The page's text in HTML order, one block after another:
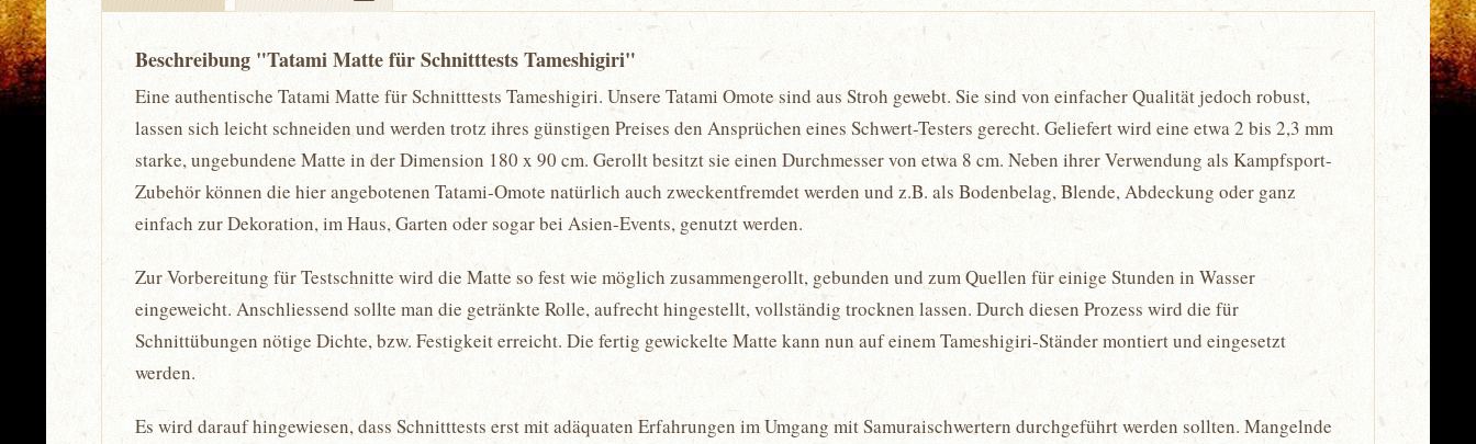
Beschreibung "Tatami Matte für Schnitttests Tameshigiri"
Eine authentische Tatami Matte für Schnitttests Tameshigiri. Unsere Tatami Omote sind aus Stroh gewebt. Sie sind von einfacher Qualität jedoch robust,
lassen sich leicht schneiden und werden trotz ihres günstigen Preises den Ansprüchen eines Schwert-Testers gerecht. Geliefert wird eine etwa 2 bis 2,3 mm
starke, ungebundene Matte in der Dimension 180 x 90 cm. Gerollt besitzt sie einen Durchmesser von etwa 8 cm. Neben ihrer Verwendung als Kampfsport-
Zubehör können die hier angebotenen Tatami-Omote natürlich auch zweckentfremdet werden und z.B. als Bodenbelag, Blende, Abdeckung oder ganz
einfach zur Dekoration, im Haus, Garten oder sogar bei Asien-Events, genutzt werden.
Zur Vorbereitung für Testschnitte wird die Matte so fest wie möglich zusammengerollt, gebunden und zum Quellen für einige Stunden in Wasser
eingeweicht. Anschliessend sollte man die getränkte Rolle, aufrecht hingestellt, vollständig trocknen lassen. Durch diesen Prozess wird die für
Schnittübungen nötige Dichte, bzw. Festigkeit erreicht. Die fertig gewickelte Matte kann nun auf einem Tameshigiri-Ständer montiert und eingesetzt
werden.
Es wird darauf hingewiesen, dass Schnitttests erst mit adäquaten Erfahrungen im Umgang mit Samuraischwertern durchgeführt werden sollten. Mangelnde